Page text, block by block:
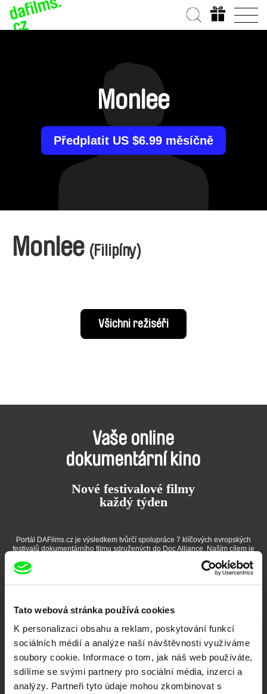
Tato webová stránka používá cookies
K personalizaci obsahu a reklam, poskytování funkcí
sociálních médií a analýze naší návštěvnosti využíváme
soubory cookie. Informace o tom, jak náš web používáte,
sdílíme se svými partnery pro sociální média, inzerci a
analýzy. Partneři tyto údaje mohou zkombinovat s
Monlee
Předplatit US $6.99 měsíčně
Monlee (Filipíny)
Všichni režiséři
Vaše online
dokumentární kino
Nové festivalové filmy
každý týden
Portál DAFilms.cz je výsledkem tvůrčí spolupráce 7 klíčových evropských
festivalů dokumentárního filmu sdružených do Doc Alliance. Naším cílem je
Členové Doc Alliance